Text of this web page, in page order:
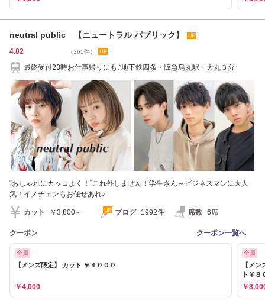
neutral public 【ニュートラル パブリック】
4.82 （365件）
最終受付20時お仕事帰りにも♪地下鉄四条・阪急烏丸駅・大丸３分
“おしゃれにカッコよく！”これ外しません！学生さん～ビジネスマンに大人
気！イメチェンもお任せあれ♪
カット ￥3,800～ ブログ 1992件 席数 6席
クーポン クーポン一覧へ
全員
【メンズ限定】 カット ￥４０００
￥4,000
全員
【メ
ト￥８
￥